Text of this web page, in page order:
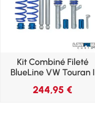
Kit Combiné Fileté
BlueLine VW Touran I
244,95€